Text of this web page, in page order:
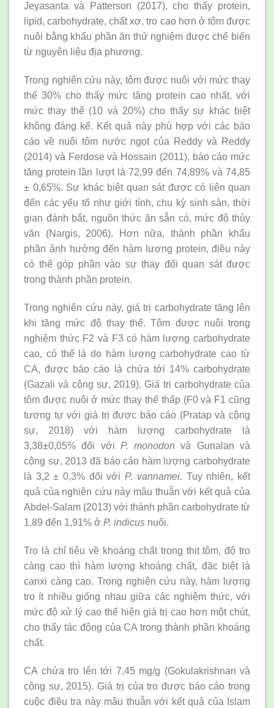
Jeyasanta và Patterson (2017), cho thấy protein,
lipid, carbohydrate, chất xơ, tro cao hơn ở tôm được
nuôi bằng khẩu phần ăn thử nghiệm được chế biến
từ nguyên liệu địa phương.
Trong nghiên cứu này, tôm được nuôi với mức thay
thế 30% cho thấy mức tăng protein cao nhất, với
mức thay thế (10 và 20%) cho thấy sự khác biệt
không đáng kể. Kết quả này phù hợp với các báo
cáo về nuôi tôm nước ngọt của Reddy và Reddy
(2014) và Ferdose và Hossain (2011), báo cáo mức
tăng protein lần lượt là 72,99 đến 74,89% và 74,85
± 0,65%. Sự khác biệt quan sát được có liên quan
đến các yếu tố như giới tính, chu kỳ sinh sản, thời
gian đánh bắt, nguồn thức ăn sẵn có, mức độ thủy
văn (Nargis, 2006). Hơn nữa, thành phần khẩu
phần ảnh hưởng đến hàm lượng protein, điều này
có thể góp phần vào sự thay đổi quan sát được
trong thành phần protein.
Trong nghiên cứu này, giá trị carbohydrate tăng lên
khi tăng mức độ thay thế. Tôm được nuôi trong
nghiệm thức F2 và F3 có hàm lượng carbohydrate
cao, có thể là do hàm lượng carbohydrate cao từ
CA, được báo cáo là chứa tới 14% carbohydrate
(Gazali và cộng sự, 2019). Giá trị carbohydrate của
tôm được nuôi ở mức thay thế thấp (F0 và F1 cũng
tương tự với giá trị được báo cáo (Pratap và cộng
sự, 2018) với hàm lượng carbohydrate là
3,38±0,05% đối với P. monodon và Gunalan và
cộng sự, 2013 đã báo cáo hàm lượng carbohydrate
là 3,2 ± 0,3% đối vớiP. vannamei. Tuy nhiên, kết
quả của nghiên cứu này mâu thuẫn với kết quả của
Abdel-Salam (2013) với thành phần carbohydrate từ
1,89 đến 1,91% ở P. indicus nuôi.
Tro là chỉ tiêu về khoáng chất trong thịt tôm, độ tro
càng cao thì hàm lượng khoáng chất, đặc biệt là
canxi càng cao. Trong nghiên cứu này, hàm lượng
tro ít nhiều giống nhau giữa các nghiệm thức, với
mức độ xử lý cao thể hiện giá trị cao hơn một chút,
cho thấy tác động của CA trong thành phần khoáng
chất.
CA chứa tro lên tới 7,45 mg/g (Gokulakrishnan và
cộng sự, 2015). Giá trị của tro được báo cáo trong
cuộc điều tra này mâu thuẫn với kết quả của Islam